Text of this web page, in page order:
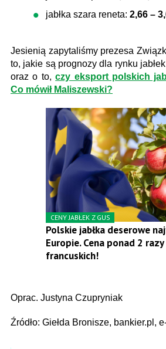
jabłka szara reneta: 2,66 –
​Jesienią zapytaliśmy prezesa
to, jakie są prognozy dla rynku
oraz o to,czy eksport polskich
Co mówił Maliszewski?
CENY JABŁEK Z GUS
Polskie jabłka deserowe
Europie. Cena ponad 2
francuskich!
Oprac. Justyna Czupryniak
Źródło: Giełda Bronisze, bankier.pl,